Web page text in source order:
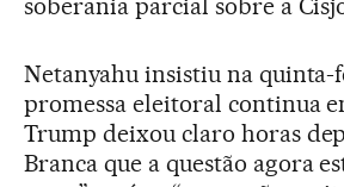
soberania parcial sobre a
Netanyahu insistiu na quinta-
promessa eleitoral continua
Trump deixou claro horas
Branca que a questão agora